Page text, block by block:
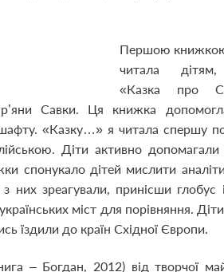
Першою
читала
«Казка про
Савки. Ця книжка
«Казку…» я читала спершу
Діти активно
спонукало дітей мислити
них зреагували, принісши глобус
міст для порівняння.
їздили до країн Східної Європи.
– Богдан, 2012) від творчої